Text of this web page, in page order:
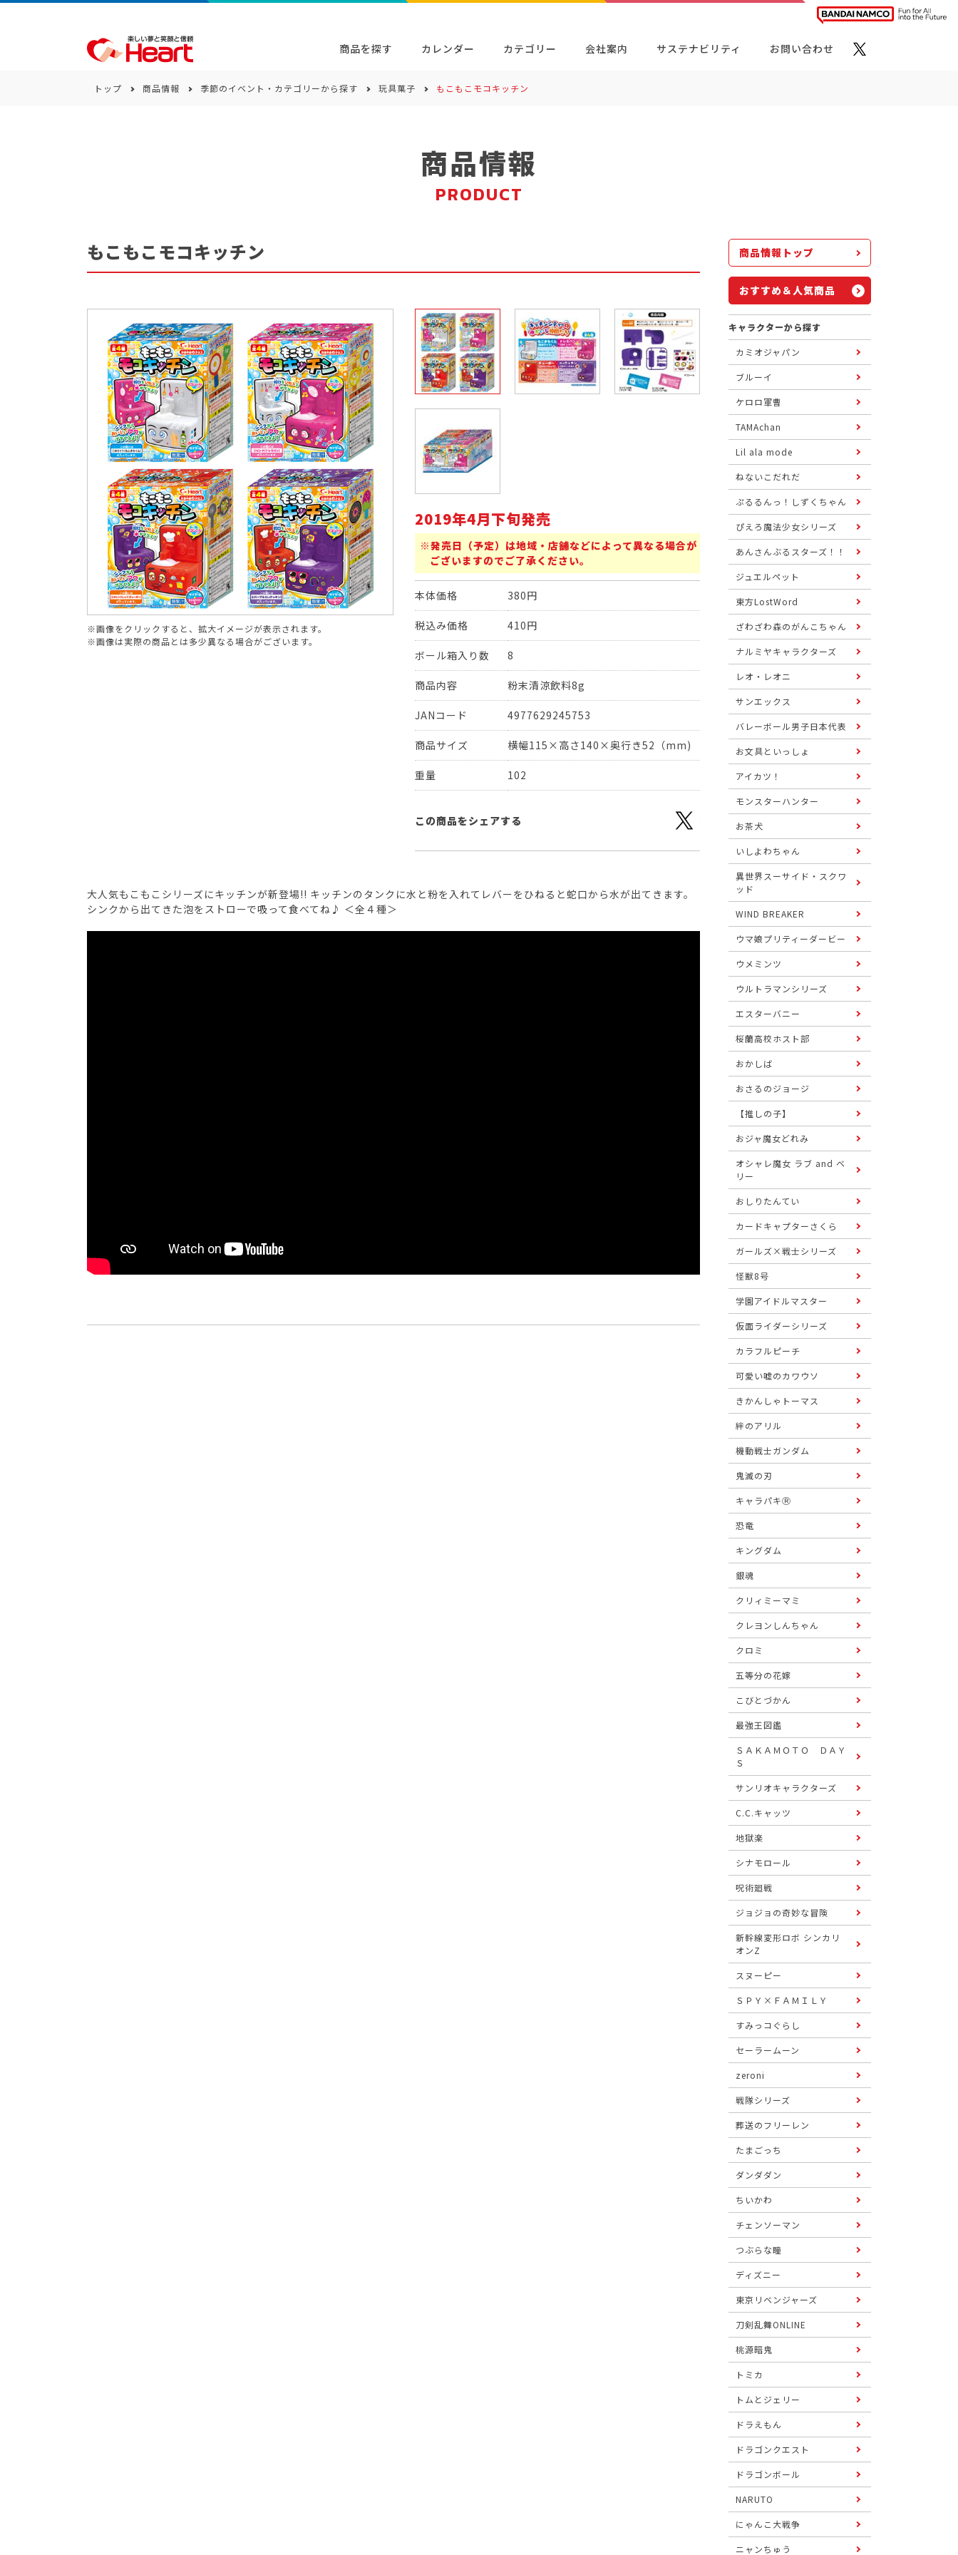
商品を探す
商品一覧 キーワード検索 キャラクター・シリーズから探す
カレンダー カテゴリー
カテゴリー
ブランド
会社案内 サステナビリティ お問い合わせ
トップ 商品情報 季節のイベント・カテゴリーから探す 玩具菓子 もこもこモコキッチン
商品情報
PRODUCT
もこもこモコキッチン
※画像をクリックすると、拡大イメージが表示されます。
※画像は実際の商品とは多少異なる場合がございます。
2019年4月下旬発売
※発売日（予定）は地域・店舗などによって異なる場合が
ございますのでご了承ください。
本体価格 380円
税込み価格 410円
ボール箱入り数 8
商品内容 粉末清涼飲料8g
JANコード 4977629245753
商品サイズ 横幅115×高さ140×奥行き52（mm)
重量 102
この商品をシェアする
大人気もこもこシリーズにキッチンが新登場!! キッチンのタンクに水と粉を入れてレバーをひねると蛇口から水が出てきます。
シンクから出てきた泡をストローで吸って食べてね♪ ＜全４種＞
商品情報トップ
おすすめ＆人気商品
キャラクターから探す
カミオジャパン
ブルーイ
ケロロ軍曹
TAMAchan
Lil ala mode
ねないこだれだ
ぷるるんっ！しずくちゃん
ぴえろ魔法少女シリーズ
あんさんぶるスターズ！！
ジュエルペット
東方LostWord
ざわざわ森のがんこちゃん
ナルミヤキャラクターズ
レオ・レオニ
サンエックス
バレーボール男子日本代表
お文具といっしょ
アイカツ！
モンスターハンター
お茶犬
いしよわちゃん
異世界スーサイド・スクワ
ッド
WIND BREAKER
ウマ娘プリティーダービー
ウメミンツ
ウルトラマンシリーズ
エスターバニー
桜蘭高校ホスト部
おかしば
おさるのジョージ
【推しの子】
おジャ魔女どれみ
オシャレ魔女 ラブ and ベ
リー
おしりたんてい
カードキャプターさくら
ガールズ×戦士シリーズ
怪獣8号
学園アイドルマスター
仮面ライダーシリーズ
カラフルピーチ
可愛い嘘のカワウソ
きかんしゃトーマス
絆のアリル
機動戦士ガンダム
鬼滅の刃
キャラパキⓇ
恐竜
キングダム
銀魂
クリィミーマミ
クレヨンしんちゃん
クロミ
五等分の花嫁
こびとづかん
最強王図鑑
ＳＡＫＡＭＯＴＯ ＤＡＹ
Ｓ
サンリオキャラクターズ
C.C.キャッツ
地獄楽
シナモロール
呪術廻戦
ジョジョの奇妙な冒険
新幹線変形ロボ シンカリ
オンZ
スヌーピー
ＳＰＹ×ＦＡＭＩＬＹ
すみっコぐらし
セーラームーン
zeroni
戦隊シリーズ
葬送のフリーレン
たまごっち
ダンダダン
ちいかわ
チェンソーマン
つぶらな瞳
ディズニー
東京リベンジャーズ
刀剣乱舞ONLINE
桃源暗鬼
トミカ
トムとジェリー
ドラえもん
ドラゴンクエスト
ドラゴンボール
NARUTO
にゃんこ大戦争
ニャンちゅう